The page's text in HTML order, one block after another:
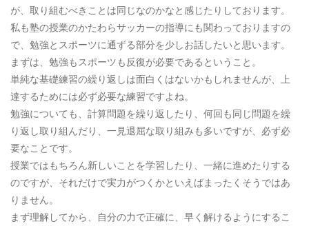
が、取り組むべきことは同じなのかなと感じたりしております。
私も塾の授業のかたわらサッカーの指導にも関わっておりますの
で、勉強とスポーツに通ずる部分を少しお話したいと思います。
まずは、勉強もスポーツも反復が必要であるということ。
単純な基礎練習の繰り返しは面白くはないかもしれませんが、上
達するためには必ず必要な練習ですよね。
勉強についても、計算問題を繰り返したり、何回も同じ問題を繰
り返し取り組んだり、一見退屈な取り組みも多いですが、必ず必
要なことです。
授業ではもちろん新しいことを学習したり、一緒に進めたりする
のですが、それだけで実力がつくかといえばまったくそうではあ
りません。
まず理解してから、自分の力で正確に、早く解けるようにするこ